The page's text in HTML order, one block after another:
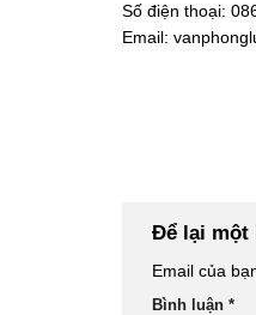
Số điện thoại:
Email:
Để lại một
Email của
Bình luận *